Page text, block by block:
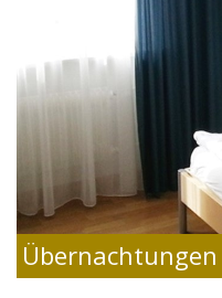
Übernachtungen